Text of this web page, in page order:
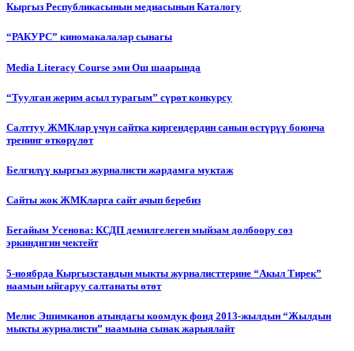
Кыргыз Республикасынын медиасынын Каталогу
“РАКУРС” киномакалалар сынагы
Media Literacy Сourse эми Ош шаарында
“Туулган жерим асыл турагым” сүрөт конкурсу
Салттуу ЖМКлар үчүн сайтка киргендердин санын өстүрүү боюнча
тренинг өткөрүлөт
Белгилүү кыргыз журналисти жардамга муктаж
Сайты жок ЖМКларга сайт ачып беребиз
Бегайым Усенова: КСДП демилгелеген мыйзам долбоору сөз
эркиндигин чектейт
5-ноябрда Кыргызстандын мыкты журналисттерине “Акыл Тирек”
наамын ыйгаруу салтанаты өтөт
Мелис Эшимканов атындагы коомдук фонд 2013-жылдын “Жылдын
мыкты журналисти” наамына сынак жарыялайт